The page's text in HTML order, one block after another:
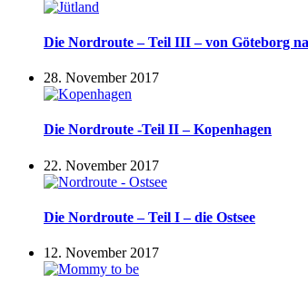
Die Nordroute – Teil III – von Göteborg
28. November 2017
Die Nordroute -Teil II – Kopenhagen
22. November 2017
Die Nordroute – Teil I – die Ostsee
12. November 2017